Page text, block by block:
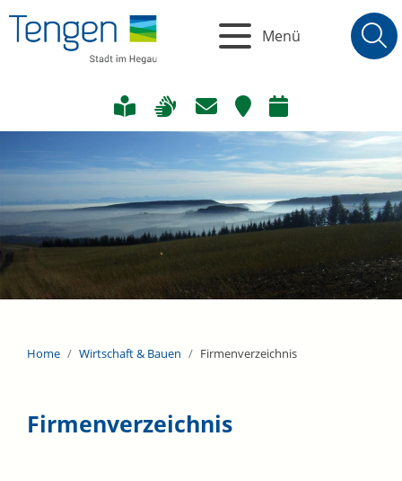
Menü
Home Wirtschaft & Bauen Firmenverzeichnis
Firmenverzeichnis